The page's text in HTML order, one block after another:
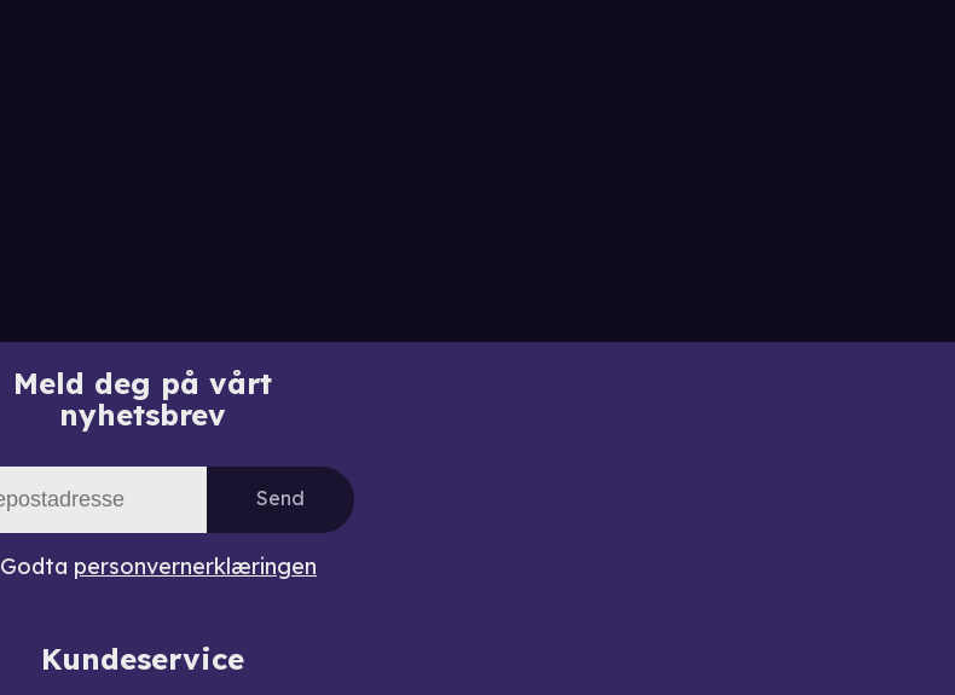
Meld deg på vårt
nyhetsbrev
Send
Godta personvernerklæringen
Kundeservice